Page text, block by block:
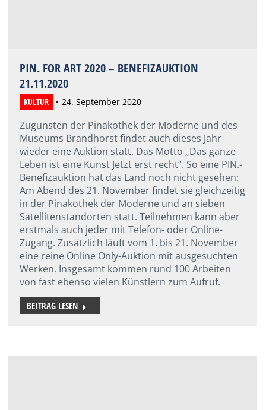
PIN. FOR ART 2020 – BENEFIZAUKTION
21.11.2020
KULTUR 24. September 2020
Zugunsten der Pinakothek der Moderne und des
Museums Brandhorst findet auch dieses Jahr
wieder eine Auktion statt. Das Motto „Das ganze
Leben ist eine Kunst Jetzt erst recht“. So eine PIN.-
Benefizauktion hat das Land noch nicht gesehen:
Am Abend des 21. November findet sie gleichzeitig
in der Pinakothek der Moderne und an sieben
Satellitenstandorten statt. Teilnehmen kann aber
erstmals auch jeder mit Telefon- oder Online-
Zugang. Zusätzlich läuft vom 1. bis 21. November
eine reine Online Only-Auktion mit ausgesuchten
Werken. Insgesamt kommen rund 100 Arbeiten
von fast ebenso vielen Künstlern zum Aufruf.
BEITRAG LESEN